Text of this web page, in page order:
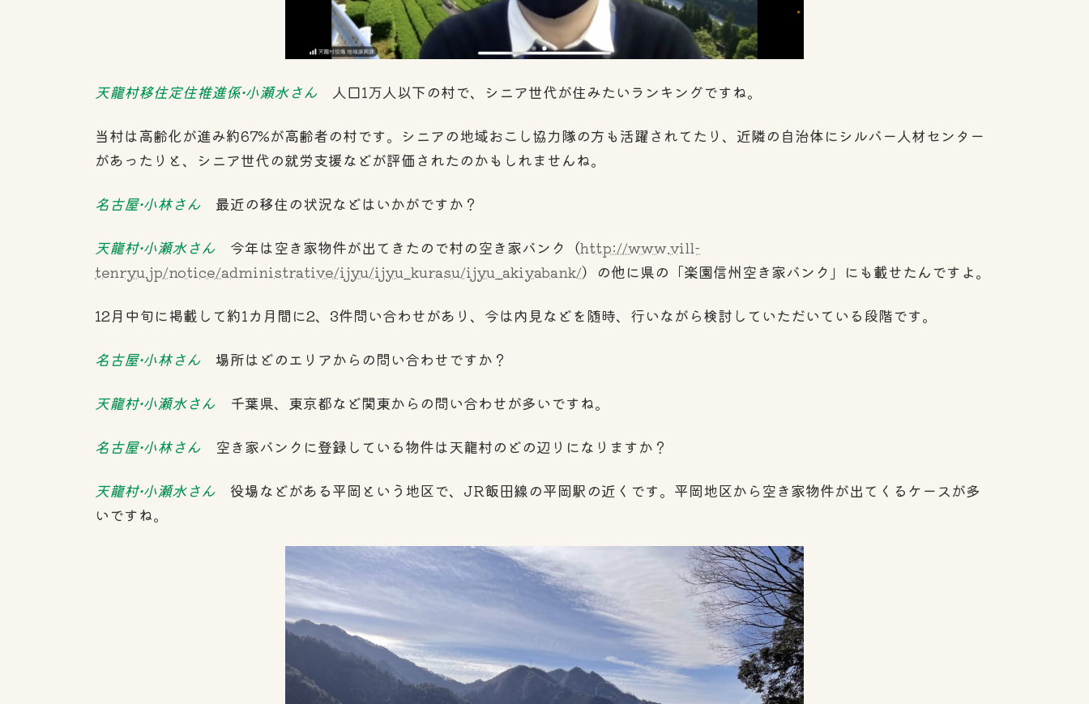
天龍村移住定住推進係•小瀬水さん 人口1万人以下の村で、シニア世代が住みたいランキングですね。
当村は高齢化が進み約67%が高齢者の村です。シニアの地域おこし協力隊の方も活躍されてたり、近隣の自治体にシルバー人材センター
があったりと、シニア世代の就労支援などが評価されたのかもしれませんね。
名古屋•小林さん 最近の移住の状況などはいかがですか？
天龍村•小瀬水さん 今年は空き家物件が出てきたので村の空き家バンク（http://www.vill-
tenryu.jp/notice/administrative/ijyu/ijyu_kurasu/ijyu_akiyabank/）の他に県の「楽園信州空き家バンク」にも載せたんですよ。
12月中旬に掲載して約1カ月間に2、3件問い合わせがあり、今は内見などを随時、行いながら検討していただいている段階です。
名古屋•小林さん 場所はどのエリアからの問い合わせですか？
天龍村•小瀬水さん 千葉県、東京都など関東からの問い合わせが多いですね。
名古屋•小林さん 空き家バンクに登録している物件は天龍村のどの辺りになりますか？
天龍村•小瀬水さん 役場などがある平岡という地区で、JR飯田線の平岡駅の近くです。平岡地区から空き家物件が出てくるケースが多
いですね。